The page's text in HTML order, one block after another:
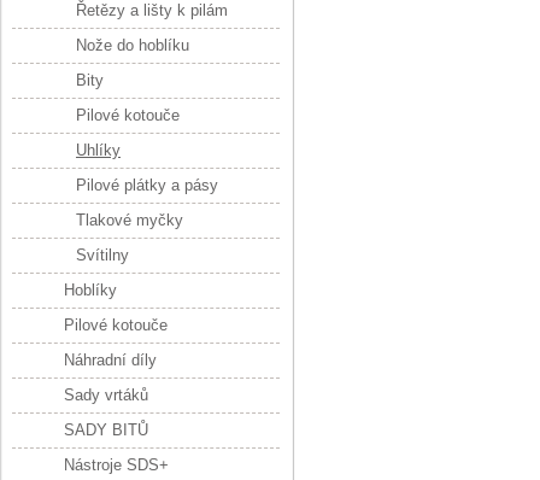
Řetězy a lišty k pilám
Nože do hoblíku
Bity
Pilové kotouče
Uhlíky
Pilové plátky a pásy
Tlakové myčky
Svítilny
Hoblíky
Pilové kotouče
Náhradní díly
Sady vrtáků
SADY BITŮ
Nástroje SDS+